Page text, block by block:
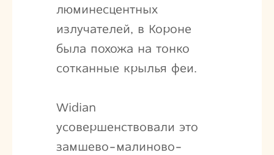
люминесцентных
излучателей, в Короне
была похожа на тонко
сотканные крылья феи.
Widian
усовершенствовали это
замшево-малиново-